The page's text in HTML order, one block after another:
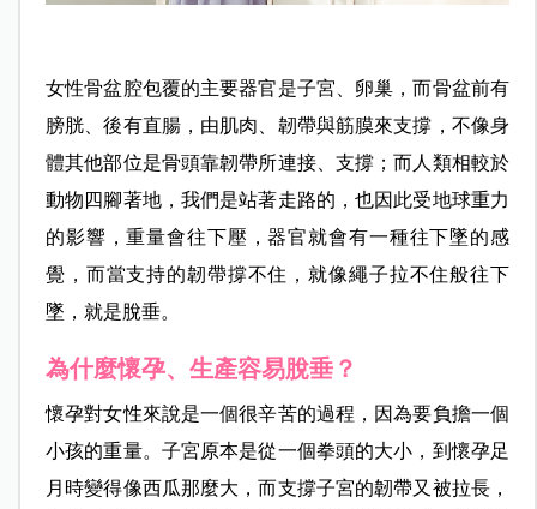
女性骨盆腔包覆的主要器官是子宮、卵巢，而骨盆前有
膀胱、後有直腸，由肌肉、韌帶與筋膜來支撐，不像身
體其他部位是骨頭靠韌帶所連接、支撐；而人類相較於
動物四腳著地，我們是站著走路的，也因此受地球重力
的影響，重量會往下壓，器官就會有一種往下墜的感
覺，而當支持的韌帶撐不住，就像繩子拉不住般往下
墜，就是脫垂。
為什麼懷孕、生產容易脫垂？
懷孕對女性來說是一個很辛苦的過程，因為要負擔一個
小孩的重量。子宮原本是從一個拳頭的大小，到懷孕足
月時變得像西瓜那麼大，而支撐子宮的韌帶又 被拉長，